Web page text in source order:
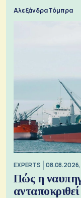
Αλεξάνδρα Τόμπρα
EXPERTS
Πώς η